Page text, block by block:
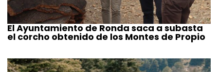
El Ayuntamiento de Ronda saca a subasta
el corcho obtenido de los Montes de Propio